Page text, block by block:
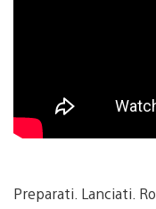
Preparati. Lanciati.